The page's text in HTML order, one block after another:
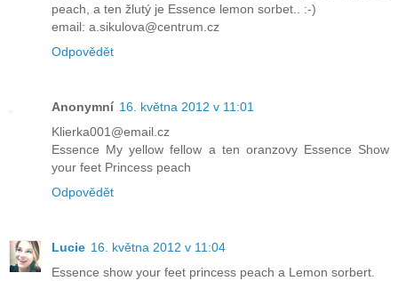
peach, a ten žlutý je Essence lemon sorbet.. :-)
email: a.sikulova@centrum.cz
Odpovědět
Anonymní 16. května 2012 v 11:01
Klierka001@email.cz
Essence My yellow fellow a ten oranzovy Essence Show
your feet Princess peach
Odpovědět
Lucie 16. května 2012 v 11:04
Essence show your feet princess peach a Lemon sorbert.